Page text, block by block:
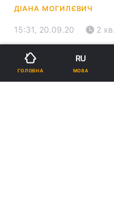
ДІАНА МОГИЛЄВИЧ
15:31, 20.09.20 2 хв.
ГОЛОВНА
RU
МОВА